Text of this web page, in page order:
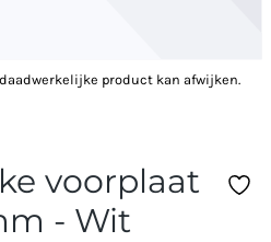
product kan afwijken.
voorplaat
- Wit